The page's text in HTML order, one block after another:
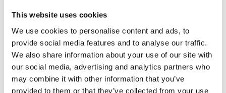
This website uses cookies
We use cookies to personalise content and ads, to
provide social media features and to analyse our traffic.
We also share information about your use of our site with
our social media, advertising and analytics partners who
may combine it with other information that you’ve
provided to them or that they’ve collected from your use